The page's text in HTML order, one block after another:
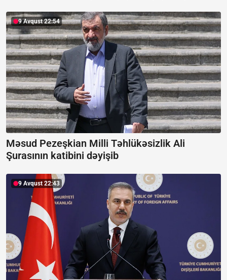
9 Avqust 22:54
Məsud Pezeşkian Milli Təhlükəsizlik Ali
Şurasının katibini dəyişib
9 Avqust 22:43